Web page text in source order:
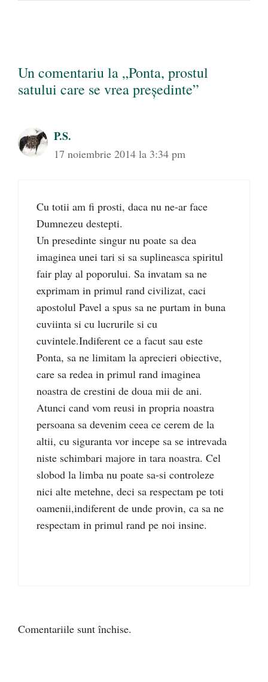
Un comentariu la „Ponta, prostul
satului care se vrea președinte”
P.S.
17 noiembrie 2014 la 3:34 pm
Cu totii am fi prosti, daca nu ne-ar face
Dumnezeu destepti.
Un presedinte singur nu poate sa dea
imaginea unei tari si sa suplineasca spiritul
fair play al poporului. Sa invatam sa ne
exprimam in primul rand civilizat, caci
apostolul Pavel a spus sa ne purtam in buna
cuviinta si cu lucrurile si cu
cuvintele.Indiferent ce a facut sau este
Ponta, sa ne limitam la aprecieri obiective,
care sa redea in primul rand imaginea
noastra de crestini de doua mii de ani.
Atunci cand vom reusi in propria noastra
persoana sa devenim ceea ce cerem de la
altii, cu siguranta vor incepe sa se intrevada
niste schimbari majore in tara noastra. Cel
slobod la limba nu poate sa-si controleze
nici alte metehne, deci sa respectam pe toti
oamenii,indiferent de unde provin, ca sa ne
respectam in primul rand pe noi insine.
Comentariile sunt închise.